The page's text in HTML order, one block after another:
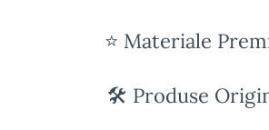
⭐ Materiale
🛠️ Produse